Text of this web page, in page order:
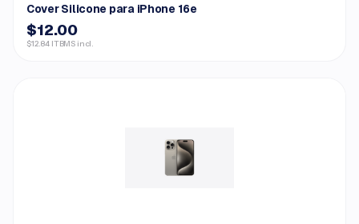
Cover Silicone para iPhone 16e
$12.00
$12.84 ITBMS incl.